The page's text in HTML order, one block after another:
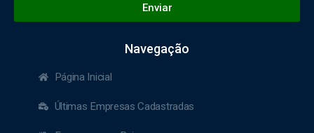
Enviar
Navegação
Página Inicial
Últimas Empresas Cadastradas